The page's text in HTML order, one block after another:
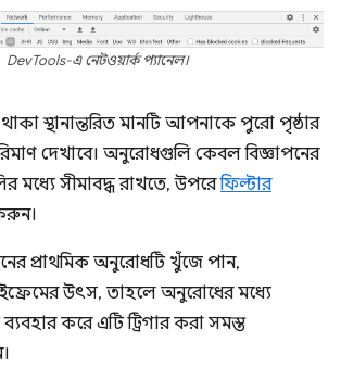
DevTools-এ নেটওয়ার্ক প্যানেল।
থাকা স্থানান্তরিত মানটি আপনাকে পুরো পৃষ্ঠার
দেখাবে। অনুরোধগুলি কেবল বিজ্ঞাপনের
মধ্যে সীমাবদ্ধ রাখতে, উপরেফিল্টার
প্রাথমিক অনুরোধটি খুঁজে পান,
উৎস, তাহলে অনুরোধের মধ্যে
ব্যবহার করে এটি ট্রিগার করা সমস্ত